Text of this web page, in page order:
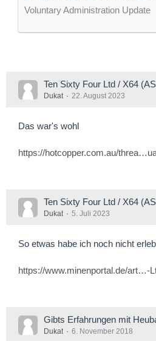
Voluntary Administration Update
Ten Sixty Four Ltd / X64
Dukat 22. August 2023
Das war's wohl
https://hotcopper.com.au/
Ten Sixty Four Ltd / X64
Dukat 5. Juli 2023
So etwas habe ich noch nicht
https://www.minenportal.de/art…-
Gibts Erfahrungen mit
Dukat 6. November 2018